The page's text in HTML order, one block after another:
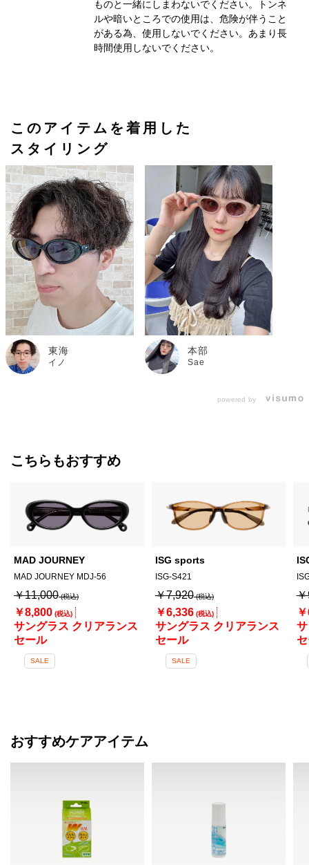
ものと一緒にしまわないでください。トンネ
ルや暗いところでの使用は、危険が伴うこと
がある為、使用しないでください。あまり長
時間使用しないでください。
このアイテムを着用した
スタイリング
東海
イノ
本部
Sae
powered by
こちらもおすすめ
MAD JOURNEY
MAD JOURNEY MDJ-56
サングラス クリアランス
セール
￥8,800
￥11,000
SALE
ISG sports
ISG-S421
サングラス クリアランス
セール
￥6,336
￥7,920
SALE
おすすめケアアイテム